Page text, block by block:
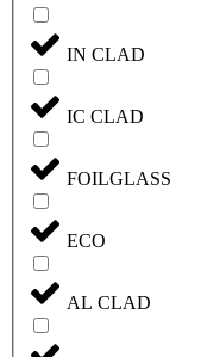
IN CLAD
IC CLAD
FOILGLASS
ECO
AL CLAD